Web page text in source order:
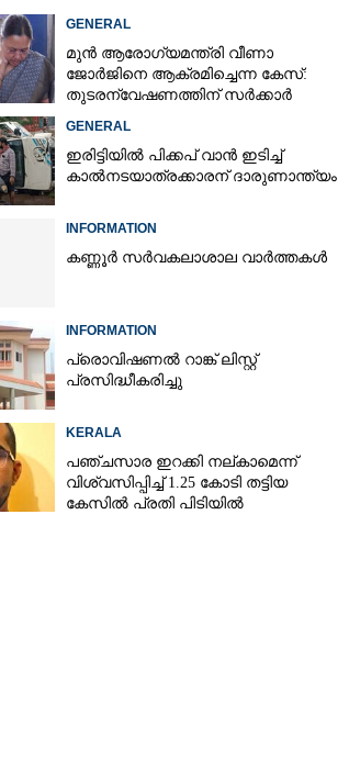
GENERAL
മുൻ ആരോഗ്യമന്ത്രി വീണാ
ജോർജിനെ ആക്രമിച്ചെന്ന കേസ്:
തുടരന്വേഷണത്തിന് സർക്കാർ
GENERAL
ഇരിട്ടിയിൽ പിക്കപ് വാൻ ഇടിച്ച്
കാൽനടയാത്രക്കാരന് ദാരുണാന്ത്യം
INFORMATION
കണ്ണൂർ സർവകലാശാല വാർത്തകൾ
INFORMATION
പ്രൊവിഷണൽ റാങ്ക് ലിസ്റ്റ്
പ്രസിദ്ധീകരിച്ചു
KERALA
പഞ്ചസാര ഇറക്കി നല്കാമെന്ന്
വിശ്വസിപ്പിച്ച് 1.25 കോടി തട്ടിയ
കേസിൽ പ്രതി പിടിയിൽ